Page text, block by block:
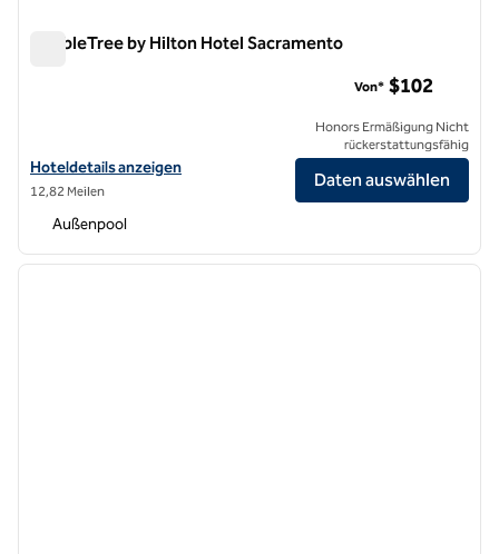
DoubleTree by Hilton Hotel Sacramento
Hoteldetails für DoubleTree by Hilton Hotel Sacramento anzeigen
Hoteldetails anzeigen
12,82 Meilen
Von* $102
Honors Ermäßigung Nicht
rückerstattungsfähig
Daten auswählen
Außenpool
1 von 12